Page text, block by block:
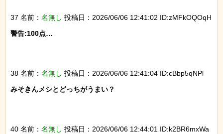
37 名前： 名無し 投稿日：2026/06/06 12:41:02 ID:zMFkOQOqH
警告:100点…
38 名前： 名無し 投稿日：2026/06/06 12:41:04 ID:cBbp5qNPl
みそきんメシとどっちがうまい？
40 名前： 名無し 投稿日：2026/06/06 12:44:01 ID:k2BR6mxWa